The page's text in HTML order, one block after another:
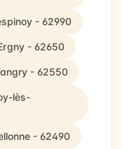
- 62990
- 62650
- 62550
lès-
- 62490